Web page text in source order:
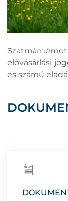
elővásárlási
es számú